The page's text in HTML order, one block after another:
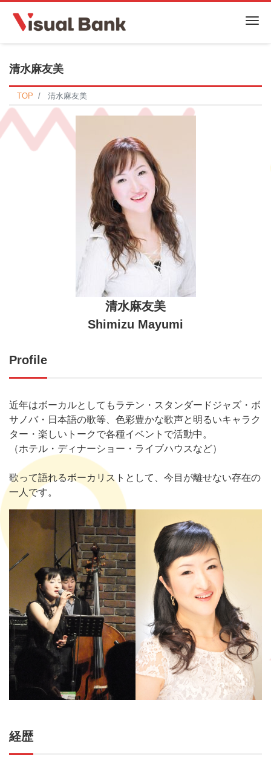
清水麻友美
TOP 清水麻友美
清水麻友美
Shimizu Mayumi
Profile
近年はボーカルとしてもラテン・スタンダードジャズ・ボ
サノバ・日本語の歌等、色彩豊かな歌声と明るいキャラク
ター・楽しいトークで各種イベントで活動中。
（ホテル・ディナーショー・ライブハウスなど）
歌って語れるボーカリストとして、今目が離せない存在の
一人です。
経歴